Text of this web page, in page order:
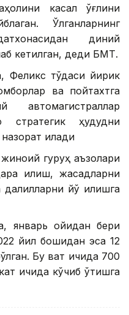
касал ўғлини
Ўлганларнинг
диний
кетилган, деди БМТ.
Феликс тўдаси йирик
ва пойтахтга
ҳудудни
қилади
гуруҳ аъзолари
қилиш, жасадларни
йўқ қилишга
январь ойидан бери
йил бошидан эса 12
Бу вақт ичида 700
ичида кўчиб ўтишга